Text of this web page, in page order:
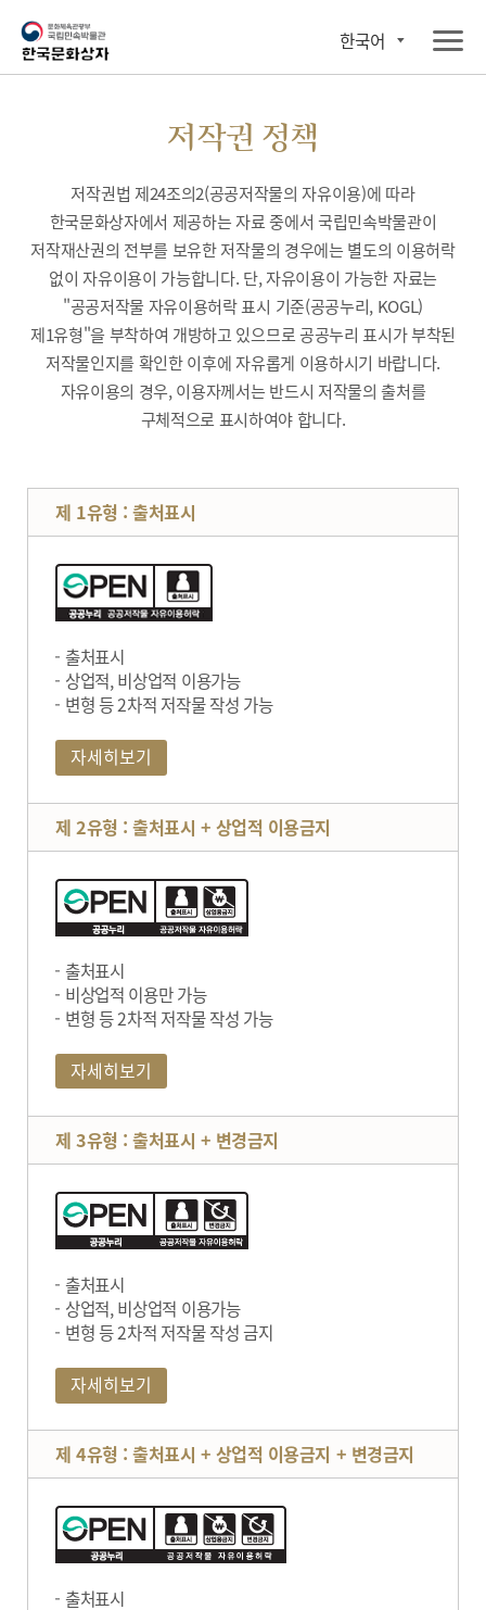
한국어
저작권 정책
저작권법 제24조의2(공공저작물의 자유이용)에 따라
한국문화상자에서 제공하는 자료 중에서 국립민속박물관이
저작재산권의 전부를 보유한 저작물의 경우에는 별도의 이용허락
없이 자유이용이 가능합니다. 단, 자유이용이 가능한 자료는
"공공저작물 자유이용허락 표시 기준(공공누리, KOGL)
제1유형"을 부착하여 개방하고 있으므로 공공누리 표시가 부착된
저작물인지를 확인한 이후에 자유롭게 이용하시기 바랍니다.
자유이용의 경우, 이용자께서는 반드시 저작물의 출처를
구체적으로 표시하여야 합니다.
제 1유형 : 출처표시
출처표시
상업적, 비상업적 이용가능
변형 등 2차적 저작물 작성 가능
자세히보기
제 2유형 : 출처표시 + 상업적 이용금지
출처표시
비상업적 이용만 가능
변형 등 2차적 저작물 작성 가능
자세히보기
제 3유형 : 출처표시 + 변경금지
출처표시
상업적, 비상업적 이용가능
변형 등 2차적 저작물 작성 금지
자세히보기
제 4유형 : 출처표시 + 상업적 이용금지 + 변경금지
출처표시